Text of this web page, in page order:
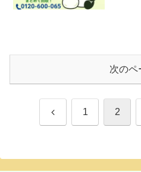
次のペ
前 1 2